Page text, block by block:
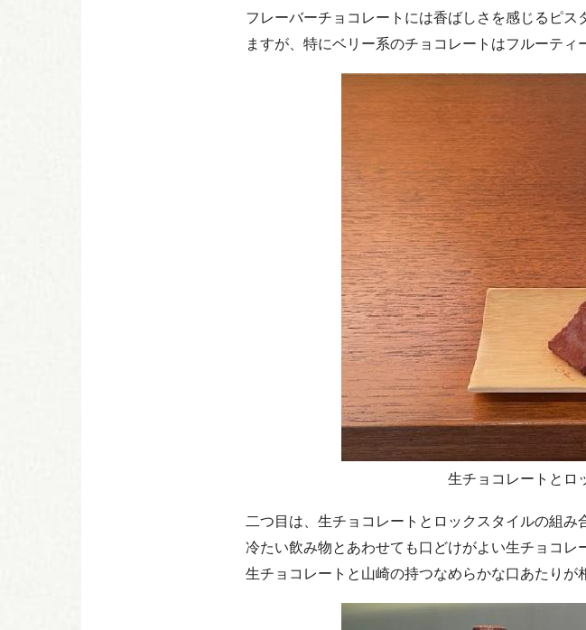
フレーバーチョコレートには香ばしさを感じるピ
ますが、特にベリー系のチョコレートはフルーティ
生チョコレートとロ
二つ目は、生チョコレートとロックスタイルの組み
冷たい飲み物とあわせても口どけがよい生チョコレ
生チョコレートと山崎の持つなめらかな口あたりが